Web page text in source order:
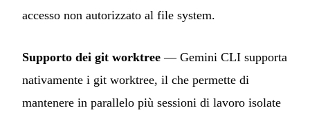
accesso non autorizzato al file system.
Supporto dei git worktree — Gemini CLI supporta
nativamente i git worktree, il che permette di
mantenere in parallelo più sessioni di lavoro isolate